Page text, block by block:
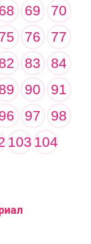
69
70
76
77
83
84
90
91
97
98
103104